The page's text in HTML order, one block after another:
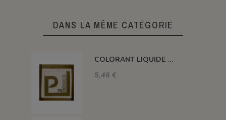
DANS LA MÊME CATÉGORIE
COLORANT LIQUIDE SANS PLOMB TABAC 100GR CD18L
5,46 €